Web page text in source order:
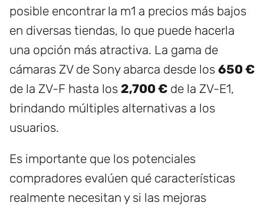
posible encontrar la m1 a precios más bajos
en diversas tiendas, lo que puede hacerla
una opción más atractiva. La gama de
cámaras ZV de Sony abarca desde los 650 €
de la ZV-F hasta los 2,700 € de la ZV-E1,
brindando múltiples alternativas a los
usuarios.
Es importante que los potenciales
compradores evalúen qué características
realmente necesitan y si las mejoras